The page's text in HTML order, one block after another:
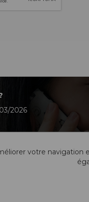
2026
votre navigation